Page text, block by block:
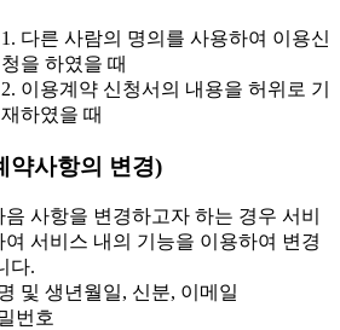
1. 다른 사람의 명의를 사용하여 이용신
청을 하였을 때
2. 이용계약 신청서의 내용을 허위로 기
재하였을 때
약사항의 변경)
사항을 변경하고자 하는 경우 서비
여 서비스 내의 기능을 이용하여 변경
다.
및 생년월일, 신분, 이메일
번호